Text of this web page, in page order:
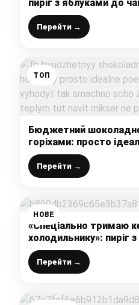
пиріг з яблуками до
варіант десерту для
чаювання
Перейти →
ТОП
Бюджетний
горіхами: просто
випічці, виходить так
столу ще теплим (тут
потрібен)
Перейти →
НОВЕ
«Спеціально тримаю
холодильнику»: пиріг
(на швидкому тісті
соковитою начинкою)
Перейти →